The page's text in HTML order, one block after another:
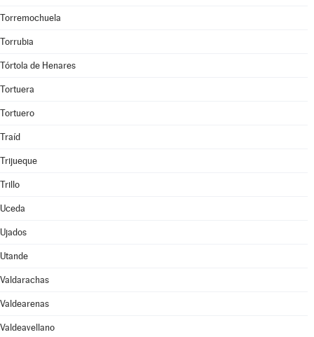
Torremochuela
Torrubia
Tórtola de Henares
Tortuera
Tortuero
Traíd
Trijueque
Trillo
Uceda
Ujados
Utande
Valdarachas
Valdearenas
Valdeavellano